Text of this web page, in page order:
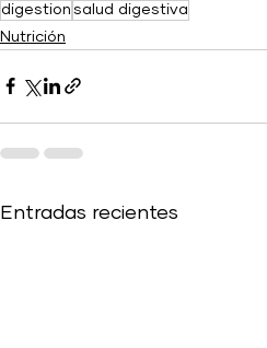
digestion salud digestiva
Nutrición
Entradas recientes